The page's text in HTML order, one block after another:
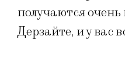
получаются
Дерзайте, и у вас